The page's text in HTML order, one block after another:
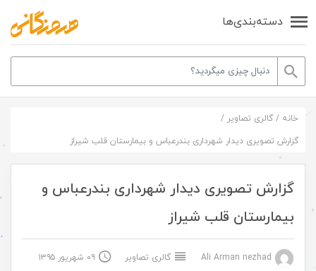
دسته‌بندی‌ها
خانه / گالری تصاویر /
گزارش تصویری دیدار شهرداری بندرعباس و بیمارستان قلب شیراز
گزارش تصویری دیدار شهرداری بندرعباس و
بیمارستان قلب شیراز
گالری تصاویر ۰۹ شهریور ۱۳۹۵